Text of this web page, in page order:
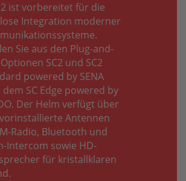
ist vorbereitet für die
Integration moderner
Sie aus den Plug-and-
SC2 und SC2
powered by SENA
SC Edge powered by
Der Helm verfügt über
Antennen
Radio, Bluetooth und
Intercom sowie HD-
für kristallklaren